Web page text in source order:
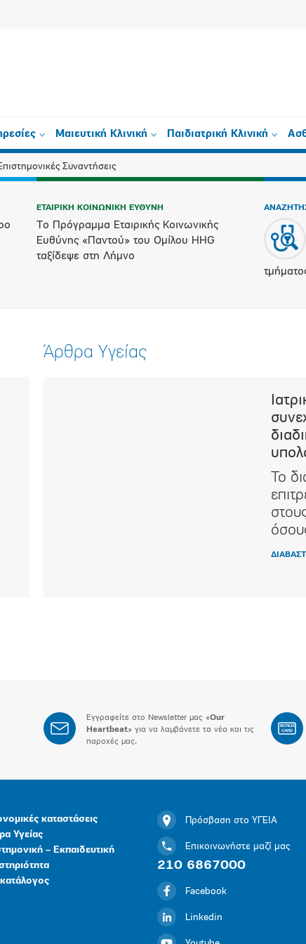
Μαιευτική Κλινική Παιδιατρική Κλινική
Συναντήσεις
ΕΤΑΙΡΙΚΗ ΚΟΙΝΩΝΙΚΗ ΕΥΘΥΝΗ
Το Πρόγραμμα Εταιρικής Κοινωνικής
Ευθύνης «Παντού» του Ομίλου HHG
ταξίδεψε στη Λήμνο
Άρθρα Υγείας
φορά
Το
Εγγραφείτε στο Newsletter μας «Our
Heartbeat» για να λαμβάνετε τα νέα και τις
παροχές μας.
BONUS
CARD
καταστάσεις
Υγείας
– Εκπαιδευτική
Πρόσβαση στο ΥΓΕΙΑ
Επικοινωνήστε μαζί μας
210 6867000
Facebook
Linkedin